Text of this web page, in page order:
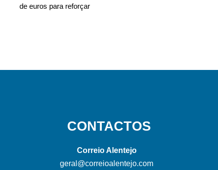
de euros para reforçar
CONTACTOS
Correio Alentejo
geral@correioalentejo.com